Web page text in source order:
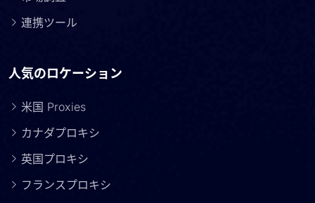
連携ツール
人気のロケーション
米国 Proxies
カナダプロキシ
英国プロキシ
フランスプロキシ